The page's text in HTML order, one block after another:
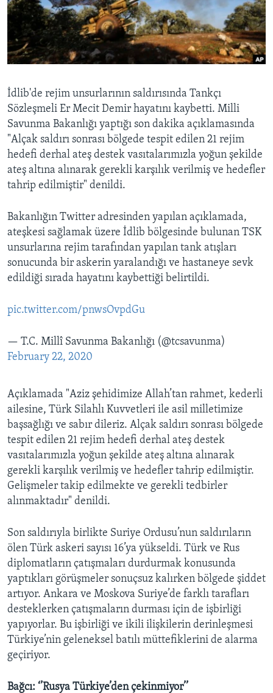
HAYATTAN
SANAT
BIZI TAKIP EDIN
Diller
İdlib'de rejim unsurlarının saldırısında Tankçı
Sözleşmeli Er Mecit Demir hayatını kaybetti. Milli
Savunma Bakanlığı yaptığı son dakika açıklamasında
"Alçak saldırı sonrası bölgede tespit edilen 21 rejim
hedefi derhal ateş destek vasıtalarımızla yoğun şekilde
ateş altına alınarak gerekli karşılık verilmiş ve hedefler
tahrip edilmiştir" denildi.
Bakanlığın Twitter adresinden yapılan açıklamada,
ateşkesi sağlamak üzere İdlib bölgesinde bulunan TSK
unsurlarına rejim tarafından yapılan tank atışları
sonucunda bir askerin yaralandığı ve hastaneye sevk
edildiği sırada hayatını kaybettiği belirtildi.
pic.twitter.com/pnwsOvpdGu
— T.C. Millî Savunma Bakanlığı (@tcsavunma)
February 22, 2020
Açıklamada "Aziz şehidimize Allah’tan rahmet, kederli
ailesine, Türk Silahlı Kuvvetleri ile asil milletimize
başsağlığı ve sabır dileriz. Alçak saldırı sonrası bölgede
tespit edilen 21 rejim hedefi derhal ateş destek
vasıtalarımızla yoğun şekilde ateş altına alınarak
gerekli karşılık verilmiş ve hedefler tahrip edilmiştir.
Gelişmeler takip edilmekte ve gerekli tedbirler
alınmaktadır" denildi.
Son saldırıyla birlikte Suriye Ordusu’nun saldırıların
ölen Türk askeri sayısı 16’ya yükseldi. Türk ve Rus
diplomatların çatışmaları durdurmak konusunda
yaptıkları görüşmeler sonuçsuz kalırken bölgede şiddet
artıyor. Ankara ve Moskova Suriye’de farklı tarafları
desteklerken çatışmaların durması için de işbirliği
yapıyorlar. Bu işbirliği ve ikili ilişkilerin derinleşmesi
Türkiye’nin geleneksel batılı müttefiklerini de alarma
geçiriyor.
Bağcı: ‘’Rusya Türkiye’den çekinmiyor’’